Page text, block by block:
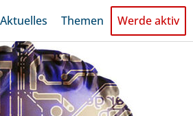
Aktuelles Themen Werde aktiv